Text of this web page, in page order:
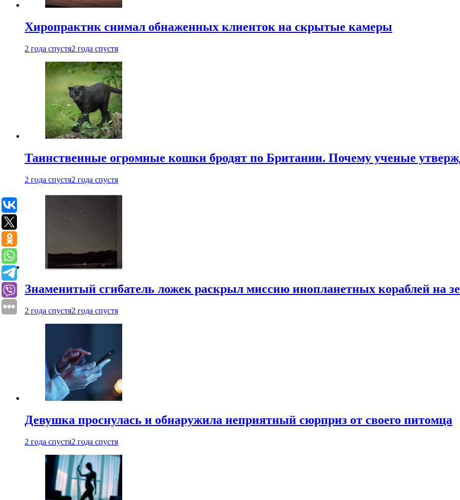
Хиропрактик снимал обнаженных клиенток на скрытые камеры
2 года спустя2 года спустя
Таинственные огромные кошки бродят по Британии. Почему ученые
2 года спустя2 года спустя
Знаменитый сгибатель ложек раскрыл миссию инопланетных кораблей на
2 года спустя2 года спустя
Девушка проснулась и обнаружила неприятный сюрприз от своего питомца
2 года спустя2 года спустя